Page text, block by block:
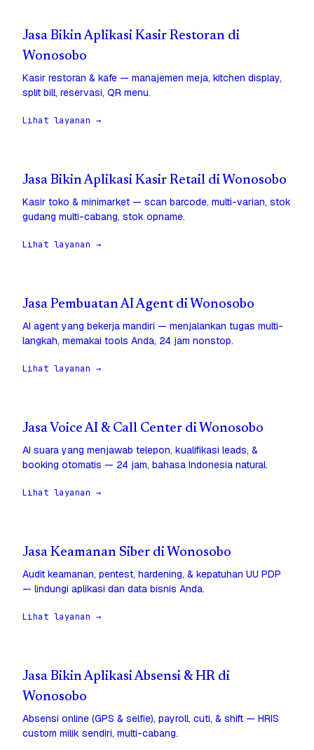
Jasa Bikin Aplikasi Kasir Restoran di
Wonosobo
Kasir restoran & kafe — manajemen meja, kitchen display,
split bill, reservasi, QR menu.
Lihat layanan →
Jasa Bikin Aplikasi Kasir Retail di Wonosobo
Kasir toko & minimarket — scan barcode, multi-varian, stok
gudang multi-cabang, stok opname.
Lihat layanan →
Jasa Pembuatan AI Agent di Wonosobo
AI agent yang bekerja mandiri — menjalankan tugas multi-
langkah, memakai tools Anda, 24 jam nonstop.
Lihat layanan →
Jasa Voice AI & Call Center di Wonosobo
AI suara yang menjawab telepon, kualifikasi leads, &
booking otomatis — 24 jam, bahasa Indonesia natural.
Lihat layanan →
Jasa Keamanan Siber di Wonosobo
Audit keamanan, pentest, hardening, & kepatuhan UU PDP
— lindungi aplikasi dan data bisnis Anda.
Lihat layanan →
Jasa Bikin Aplikasi Absensi & HR di
Wonosobo
Absensi online (GPS & selfie), payroll, cuti, & shift — HRIS
custom milik sendiri, multi-cabang.